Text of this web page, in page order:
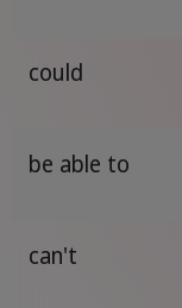
could
be able to
can't